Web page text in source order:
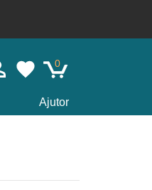
0
Ajutor